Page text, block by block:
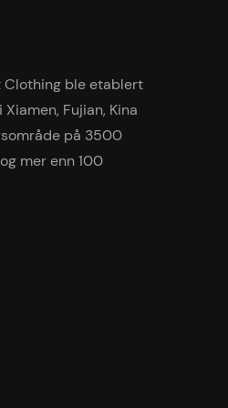
Clothing ble etablert
Fujian, Kina
på 3500
mer enn 100